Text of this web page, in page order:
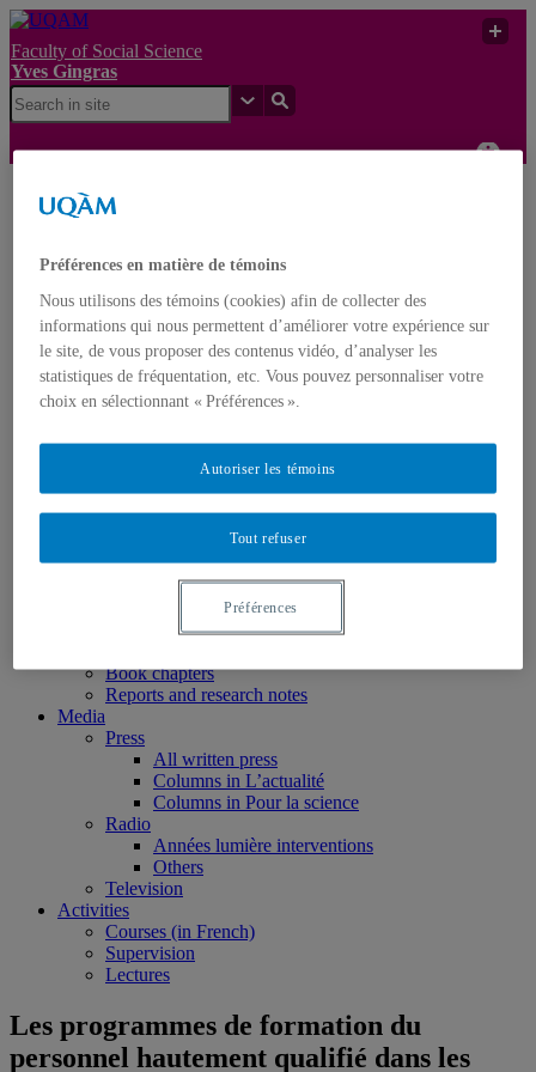
Faculty of Social Science
Yves Gingras
UQAM
Gingras
les systèmes
d’enseignement supérieur
des pays de l’OCDE
Yves Gingras
FrançaisEnglish
About Yves Gingras
Biography
Publications
Edited volumes
Monographs
Book chapters
Reports and research notes
Media
Press
All written press
Columns in L’actualité
Columns in Pour la science
Radio
Années lumière interventions
Others
Television
Activities
Courses (in French)
Supervision
Lectures
Les programmes de formation du
personnel hautement qualifié dans les
Préférences en matière de témoins
Nous utilisons des témoins (cookies) afin de collecter des
informations qui nous permettent d’améliorer votre expérience sur
le site, de vous proposer des contenus vidéo, d’analyser les
statistiques de fréquentation, etc. Vous pouvez personnaliser votre
choix en sélectionnant « Préférences ».
Tout refuser
Autoriser les témoins
Préférences